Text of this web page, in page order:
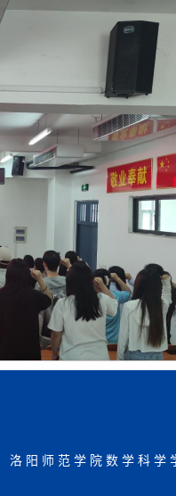
洛阳师范学院数学科学